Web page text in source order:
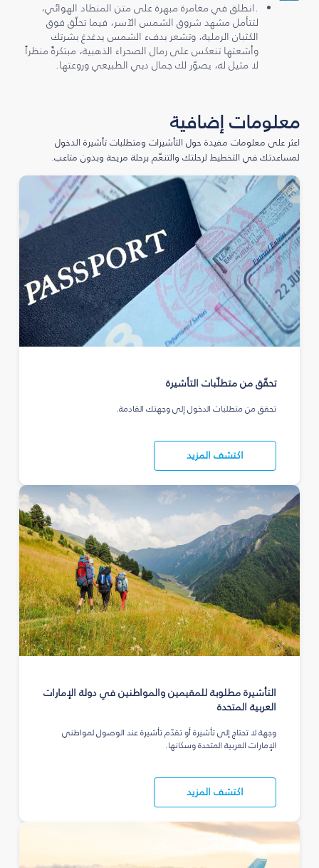
.انطلق في مغامرة مبهرة على متن المنطاد الهوائي،
لتتأمل مشهد شروق الشمس الآسر، فيما تحلّق فوق
الكثبان الرملية، وتشعر بدفء الشمس يدغدغ بشرتك
وأشعتها تنعكس على رمال الصحراء الذهبية، مبتكرةً منظراً
لا مثيل له، يصوّر لك جمال دبي الطبيعي وروعتها.
معلومات إضافية
اعثر على معلومات مفيدة حول التأشيرات ومتطلبات تأشيرة الدخول
لمساعدتك في التخطيط لرحلتك والتنعّم برحلة مريحة وبدون متاعب.
تحقّق من متطلّبات التأشيرة
تحقق من متطلبات الدخول إلى وجهتك القادمة.
اكتشف المزيد
التأشيرة مطلوبة للمقيمين والمواطنين في دولة الإمارات
العربية المتحدة
وجهة لا تحتاج إلى تأشيرة أو تقدّم تأشيرة عند الوصول لمواطني
الإمارات العربية المتحدة وسكانها.
اكتشف المزيد